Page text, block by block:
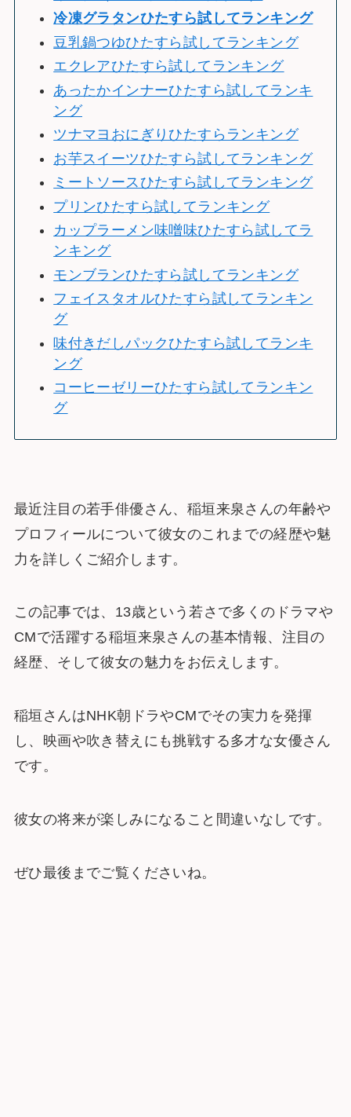
冷凍グラタンひたすら試してランキング
豆乳鍋つゆひたすら試してランキング
エクレアひたすら試してランキング
あったかインナーひたすら試してランキ
ング
ツナマヨおにぎりひたすらランキング
お芋スイーツひたすら試してランキング
ミートソースひたすら試してランキング
プリンひたすら試してランキング
カップラーメン味噌味ひたすら試してラ
ンキング
モンブランひたすら試してランキング
フェイスタオルひたすら試してランキン
グ
味付きだしパックひたすら試してランキ
ング
コーヒーゼリーひたすら試してランキン
グ
最近注目の若手俳優さん、稲垣来泉さんの年齢や
プロフィールについて彼女のこれまでの経歴や魅
力を詳しくご紹介します。
この記事では、13歳という若さで多くのドラマや
CMで活躍する稲垣来泉さんの基本情報、注目の
経歴、そして彼女の魅力をお伝えします。
稲垣さんはNHK朝ドラやCMでその実力を発揮
し、映画や吹き替えにも挑戦する多才な女優さん
です。
彼女の将来が楽しみになること間違いなしです。
ぜひ最後までご覧くださいね。